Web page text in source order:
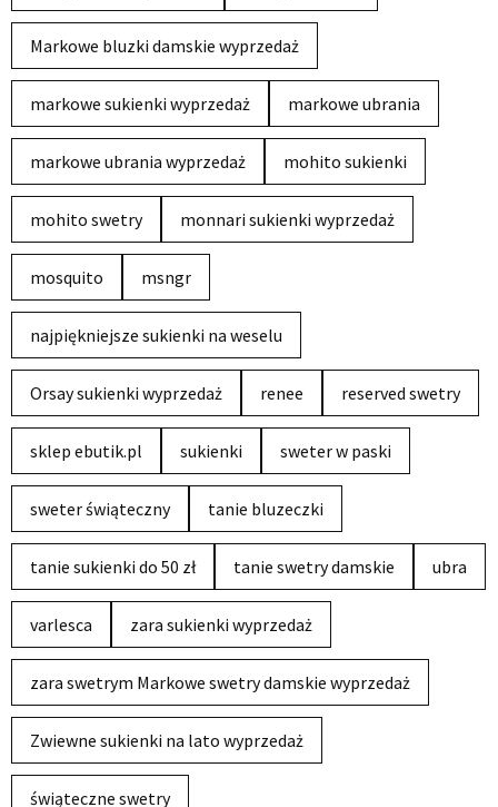
Markowe bluzki damskie wyprzedaż
markowe sukienki wyprzedaż markowe ubrania
markowe ubrania wyprzedaż mohito sukienki
mohito swetry monnari sukienki wyprzedaż
mosquito msngr
najpiękniejsze sukienki na weselu
Orsay sukienki wyprzedaż renee reserved swetry
sklep ebutik.pl sukienki sweter w paski
sweter świąteczny tanie bluzeczki
tanie sukienki do 50 zł tanie swetry damskie ubra
varlesca zara sukienki wyprzedaż
zara swetrym Markowe swetry damskie wyprzedaż
Zwiewne sukienki na lato wyprzedaż
świąteczne swetry